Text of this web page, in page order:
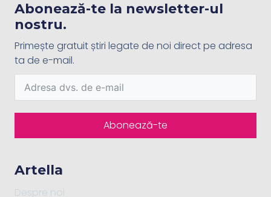
Artella
Despre noi
Abonează-te la newsletter-ul
nostru.
Primește gratuit știri legate de noi direct pe adresa
ta de e-mail.
Abonează-te